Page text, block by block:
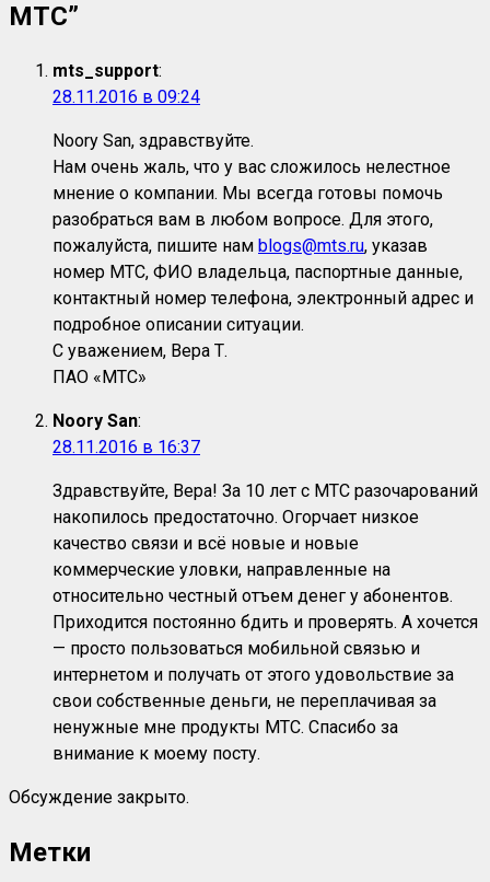
МТС”
mts_support:
28.11.2016 в 09:24
Noory San, здравствуйте.
Нам очень жаль, что у вас сложилось нелестное
мнение о компании. Мы всегда готовы помочь
разобраться вам в любом вопросе. Для этого,
пожалуйста, пишите нам blogs@mts.ru, указав
номер МТС, ФИО владельца, паспортные данные,
контактный номер телефона, электронный адрес и
подробное описании ситуации.
С уважением, Вера Т.
ПАО «МТС»
Noory San:
28.11.2016 в 16:37
Здравствуйте, Вера! За 10 лет с МТС разочарований
накопилось предостаточно. Огорчает низкое
качество связи и всё новые и новые
коммерческие уловки, направленные на
относительно честный отъем денег у абонентов.
Приходится постоянно бдить и проверять. А хочется
— просто пользоваться мобильной связью и
интернетом и получать от этого удовольствие за
свои собственные деньги, не переплачивая за
ненужные мне продукты МТС. Спасибо за
внимание к моему посту.
Обсуждение закрыто.
Метки